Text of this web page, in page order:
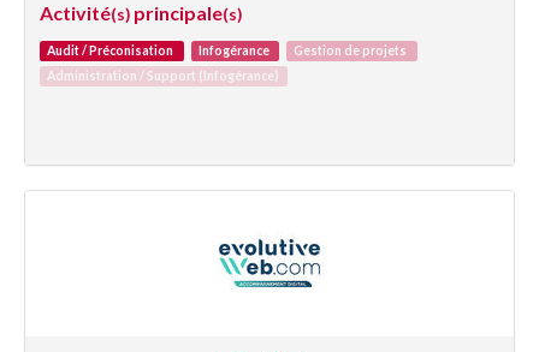
Activité(s) principale(s)
Audit / Préconisation Infogérance
Gestion de projets
Administration / Support (Infogérance)